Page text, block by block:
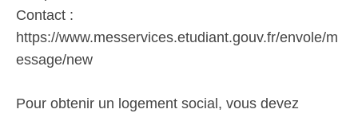
Contact :
https://www.messervices.etudiant.gouv.fr/envole/m
essage/new
Pour obtenir un logement social, vous devez